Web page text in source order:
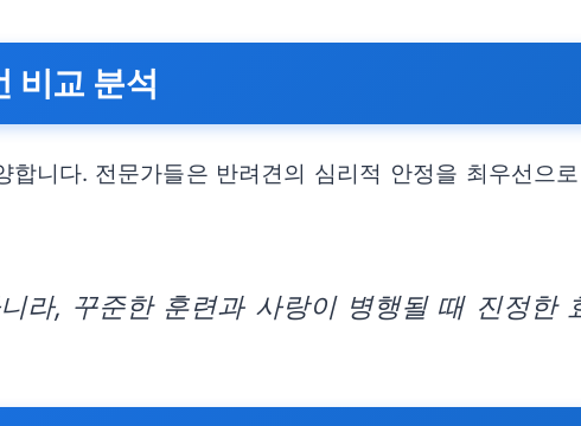
비교 분석
니다. 전문가들은 반려견의 심리적 안정을 최우선으
라, 꾸준한 훈련과 사랑이 병행될 때 진정한